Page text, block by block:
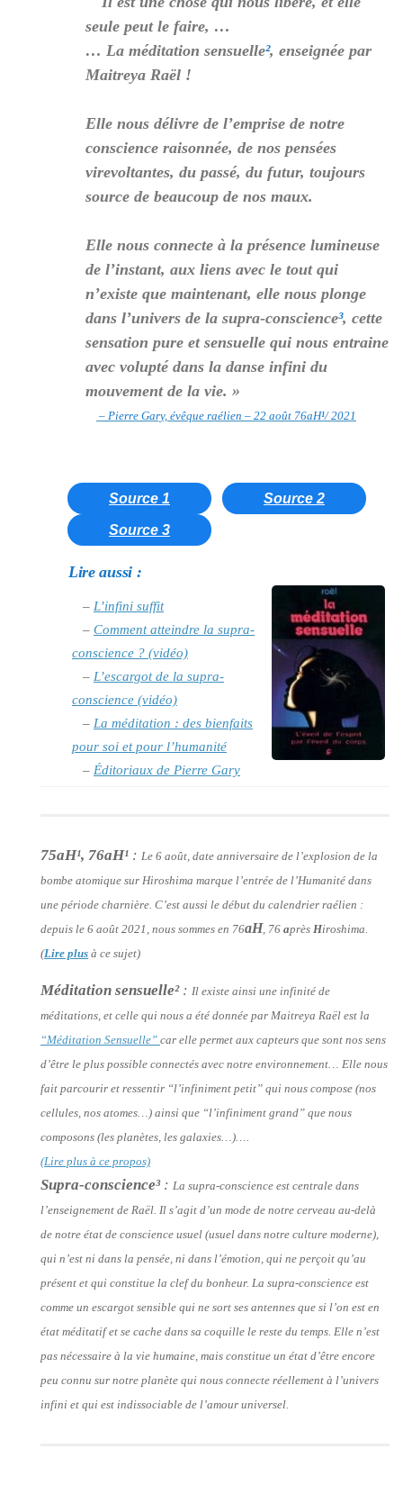
seule peut le faire, …
… La méditation sensuelle², enseignée par
Maitreya Raël !
Elle nous délivre de l’emprise de notre
conscience raisonnée, de nos pensées
virevoltantes, du passé, du futur, toujours
source de beaucoup de nos maux.
Elle nous connecte à la présence lumineuse
de l’instant, aux liens avec le tout qui
n’existe que maintenant, elle nous plonge
dans l’univers de la supra-conscience³, cette
sensation pure et sensuelle qui nous entraine
avec volupté dans la danse infini du
mouvement de la vie. »
– Pierre Gary, évêque raélien – 22 août 76aH¹/ 2021
Source 1 Source 2
Source 3
Lire aussi :
– L’infini suffit
– Comment atteindre la supra-
conscience ? (vidéo)
– L’escargot de la supra-
conscience (vidéo)
– La méditation : des bienfaits
pour soi et pour l’humanité
– Éditoriaux de Pierre Gary
75aH¹, 76aH¹ : Le 6 août, date anniversaire de l’explosion de la
bombe atomique sur Hiroshima marque l’entrée de l’Humanité dans
une période charnière. C’est aussi le début du calendrier raélien :
depuis le 6 août 2021, nous sommes en 76aH, 76 après Hiroshima.
(Lire plus à ce sujet)
Méditation sensuelle²: Il existe ainsi une infinité de
méditations, et celle qui nous a été donnée par Maitreya Raël est la
“Méditation Sensuelle” car elle permet aux capteurs que sont nos sens
d’être le plus possible connectés avec notre environnement… Elle nous
fait parcourir et ressentir “l’infiniment petit” qui nous compose (nos
cellules, nos atomes…) ainsi que “l’infiniment grand” que nous
composons (les planètes, les galaxies…)….
(Lire plus à ce propos)
Supra-conscience³: La supra-conscience est centrale dans
l’enseignement de Raël. Il s’agit d’un mode de notre cerveau au-delà
de notre état de conscience usuel (usuel dans notre culture moderne),
qui n’est ni dans la pensée, ni dans l’émotion, qui ne perçoit qu’au
présent et qui constitue la clef du bonheur. La supra-conscience est
comme un escargot sensible qui ne sort ses antennes que si l’on est en
état méditatif et se cache dans sa coquille le reste du temps. Elle n’est
pas nécessaire à la vie humaine, mais constitue un état d’être encore
peu connu sur notre planète qui nous connecte réellement à l’univers
infini et qui est indissociable de l’amour universel.